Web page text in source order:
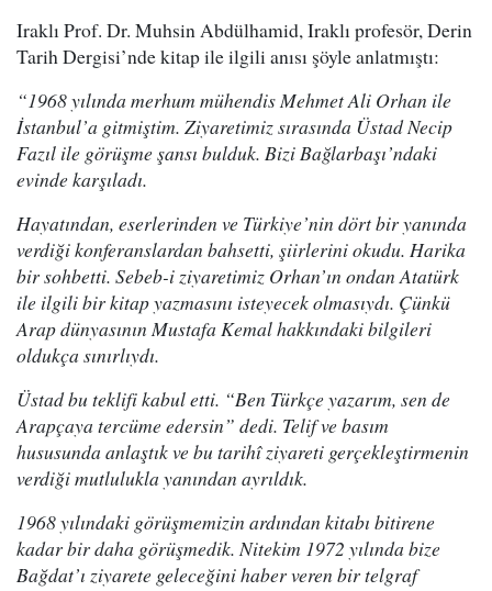
Iraklı Prof. Dr. Muhsin Abdülhamid, Iraklı profesör, Derin
Tarih Dergisi’nde kitap ile ilgili anısı şöyle anlatmıştı:
“1968 yılında merhum mühendis Mehmet Ali Orhan ile
İstanbul’a gitmiştim. Ziyaretimiz sırasında Üstad Necip
Fazıl ile görüşme şansı bulduk. Bizi Bağlarbaşı’ndaki
evinde karşıladı.
Hayatından, eserlerinden ve Türkiye’nin dört bir yanında
verdiği konferanslardan bahsetti, şiirlerini okudu. Harika
bir sohbetti. Sebeb-i ziyaretimiz Orhan’ın ondan Atatürk
ile ilgili bir kitap yazmasını isteyecek olmasıydı. Çünkü
Arap dünyasının Mustafa Kemal hakkındaki bilgileri
oldukça sınırlıydı.
Üstad bu teklifi kabul etti. “Ben Türkçe yazarım, sen de
Arapçaya tercüme edersin” dedi. Telif ve basım
hususunda anlaştık ve bu tarihî ziyareti gerçekleştirmenin
verdiği mutlulukla yanından ayrıldık.
1968 yılındaki görüşmemizin ardından kitabı bitirene
kadar bir daha görüşmedik. Nitekim 1972 yılında bize
Bağdat’ı ziyarete geleceğini haber veren bir telgraf